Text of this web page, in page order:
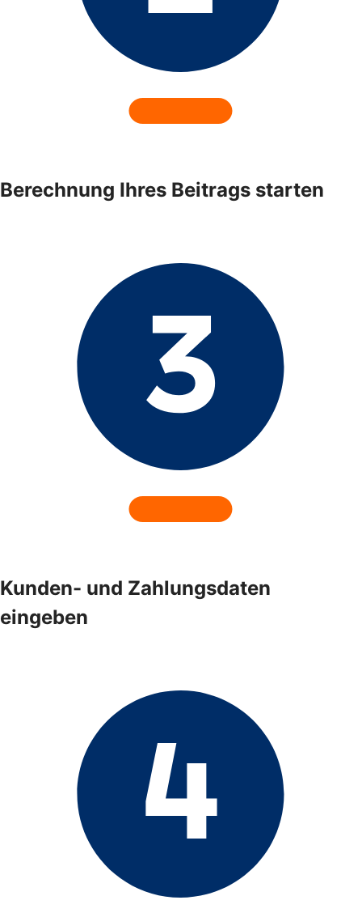
Berechnung Ihres Beitrags starten
Kunden- und Zahlungsdaten
eingeben